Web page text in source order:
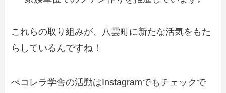
これらの取り組みが、八雲町に新たな活気をもた
らしているんですね！
ぺコレラ学舎の活動はInstagramでもチェックで